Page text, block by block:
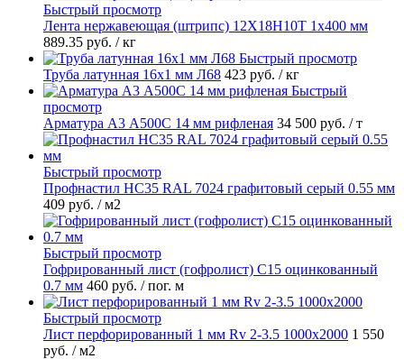
Быстрый просмотр
Лента нержавеющая (штрипс) 12Х18Н10Т 1х400 мм
889.35 руб. / кг
Быстрый просмотр
Труба латунная 16х1 мм Л68 423 руб. / кг
Быстрый
просмотр
Арматура А3 А500С 14 мм рифленая 34 500 руб. / т
Быстрый просмотр
Профнастил НС35 RAL 7024 графитовый серый 0.55 мм
409 руб. / м2
Быстрый просмотр
Гофрированный лист (гофролист) С15 оцинкованный
0.7 мм 460 руб. / пог. м
Быстрый просмотр
Лист перфорированный 1 мм Rv 2-3.5 1000х2000 1 550
руб. / м2